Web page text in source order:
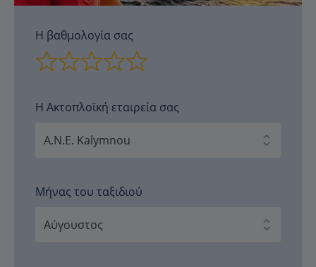
Η βαθμολογία σας
Η Ακτοπλοϊκή εταιρεία σας
Μήνας του ταξιδιού